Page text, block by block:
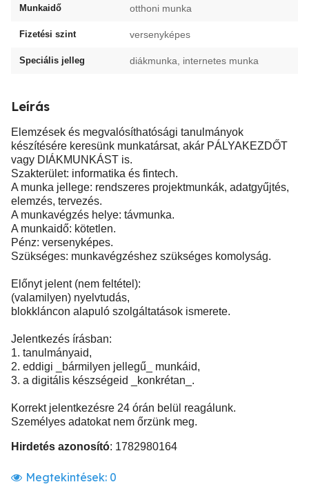
Munkaidő otthoni munka
Fizetési szint versenyképes
Speciális jelleg diákmunka, internetes munka
Leírás
Elemzések és megvalósíthatósági tanulmányok
készítésére keresünk munkatársat, akár PÁLYAKEZDŐT
vagy DIÁKMUNKÁST is.
Szakterület: informatika és fintech.
A munka jellege: rendszeres projektmunkák, adatgyűjtés,
elemzés, tervezés.
A munkavégzés helye: távmunka.
A munkaidő: kötetlen.
Pénz: versenyképes.
Szükséges: munkavégzéshez szükséges komolyság.
Előnyt jelent (nem feltétel):
(valamilyen) nyelvtudás,
blokkláncon alapuló szolgáltatások ismerete.
Jelentkezés írásban:
1. tanulmányaid,
2. eddigi _bármilyen jellegű_ munkáid,
3. a digitális készségeid _konkrétan_.
Korrekt jelentkezésre 24 órán belül reagálunk.
Személyes adatokat nem őrzünk meg.
Hirdetés azonosító: 1782980164
Megtekintések: 0